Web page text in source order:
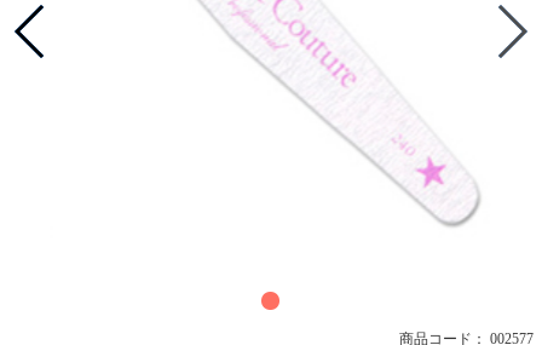
商品コード： 002577